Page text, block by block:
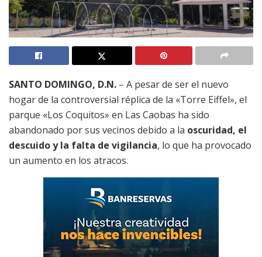
SANTO DOMINGO, D.N. – A pesar de ser el nuevo
hogar de la controversial réplica de la «Torre Eiffel», el
parque «Los Coquitos» en Las Caobas ha sido
abandonado por sus vecinos debido a la oscuridad, el
descuido y la falta de vigilancia, lo que ha provocado
un aumento en los atracos.